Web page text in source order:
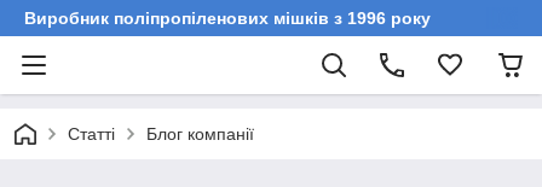
Виробник поліпропіленових мішків з 1996 року
Статті Блог компанії